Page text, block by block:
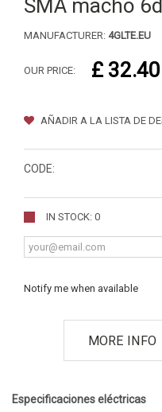
SMA macho
MANUFACTURER: 4GLTE.EU
OUR PRICE: £ 32.40
AÑADIR A LA LISTA DE
CODE:
IN STOCK: 0
Notify me when available
MORE INFO
Especificaciones eléctricas